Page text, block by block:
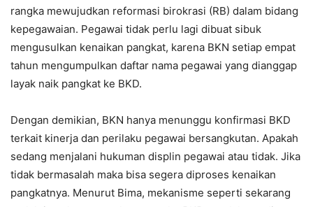
rangka mewujudkan reformasi birokrasi (RB) dalam bidang
kepegawaian. Pegawai tidak perlu lagi dibuat sibuk
mengusulkan kenaikan pangkat, karena BKN setiap empat
tahun mengumpulkan daftar nama pegawai yang dianggap
layak naik pangkat ke BKD.
Dengan demikian, BKN hanya menunggu konfirmasi BKD
terkait kinerja dan perilaku pegawai bersangkutan. Apakah
sedang menjalani hukuman displin pegawai atau tidak. Jika
tidak bermasalah maka bisa segera diproses kenaikan
pangkatnya. Menurut Bima, mekanisme seperti sekarang